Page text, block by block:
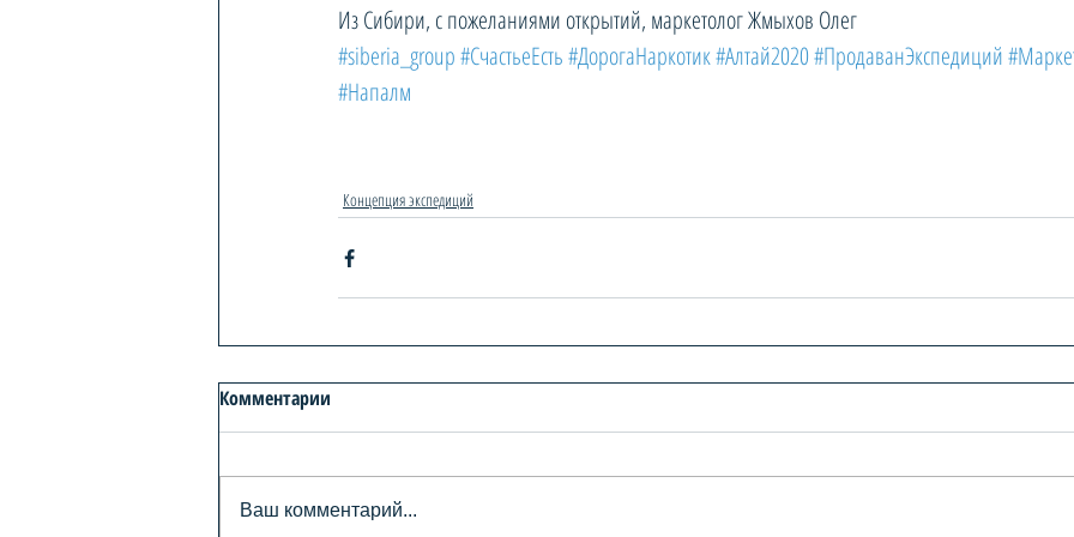
Из Сибири, с пожеланиями открытий, маркетолог Жмыхов Олег
#siberia_group#СчастьеЕсть#ДорогаНаркотик#Алтай2020#ПродаванЭкспедиций
#Напалм
Концепция экспедиций
Комментарии
Ваш комментарий...